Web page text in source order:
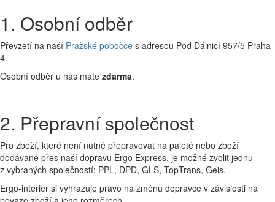
1. Osobní odběr
Převzetí na naší Pražské pobočce s adresou Pod Dálnicí 957/5 Praha
4.
Osobní odběr u nás máte zdarma.
2. Přepravní společnost
Pro zboží, které není nutné přepravovat na paletě nebo zboží
dodávané přes naší dopravu Ergo Express, je možné zvolit jednu
z vybraných společností: PPL, DPD, GLS, TopTrans, Geis.
Ergo-interier si vyhrazuje právo na změnu dopravce v závislosti na